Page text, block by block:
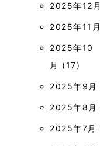
2025年12月
2025年11月
2025年10
月
(17)
2025年9月
2025年8月
2025年7月